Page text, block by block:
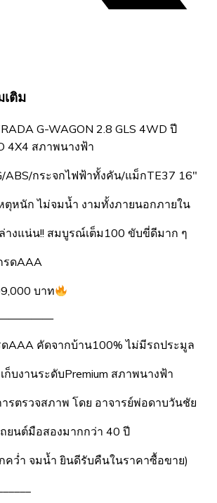
เติม
G-WAGON 2.8 GLS 4WD ปี
4X4 สภาพนางฟ้า
ABS/กระจกไฟฟ้าทั้งคัน/แม็กTE37 16″
ตุหนัก ไม่จมน้ำ งามทั้งภายนอกภายใน
ล่างแน่น!! สมบูรณ์เต็ม100 ขับขี่ดีมาก ๆ
ดAAA
บาท
AAA คัดจากบ้าน100% ไม่มีรถประมูล
ก็บงานระดับPremium สภาพนางฟ้า
รตรวจสภาพ โดย อาจารย์พ่อดาบวันชัย
ยนต์มือสองมากกว่า 40 ปี
ว่ำ จมน้ำ ยินดีรับคืนในราคาซื้อขาย)